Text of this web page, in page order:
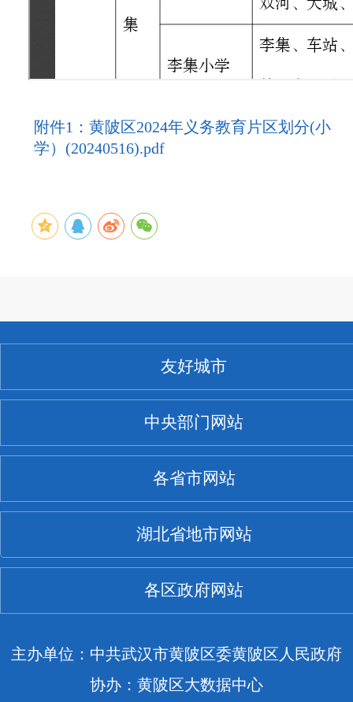
附件1：黄陂区2024年义务教育片区划分(小
学）(20240516).pdf
友好城市
中央部门网站
各省市网站
湖北省地市网站
各区政府网站
主办单位：中共武汉市黄陂区委黄陂区人民政府
协办：黄陂区大数据中心